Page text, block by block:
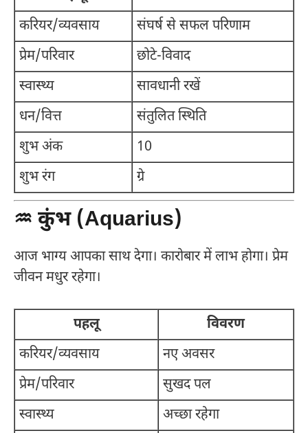
करियर/व्यवसाय
संघर्ष से सफल परिणाम
प्रेम/परिवार
छोटे-विवाद
स्वास्थ्य
सावधानी रखें
धन/वित्त
संतुलित स्थिति
शुभ अंक
10
शुभ रंग
ग्रे
♒ कुंभ (Aquarius)
आज भाग्य आपका साथ देगा। कारोबार में लाभ होगा। प्रेम
जीवन मधुर रहेगा।
पहलू
विवरण
करियर/व्यवसाय
नए अवसर
प्रेम/परिवार
सुखद पल
स्वास्थ्य
अच्छा रहेगा